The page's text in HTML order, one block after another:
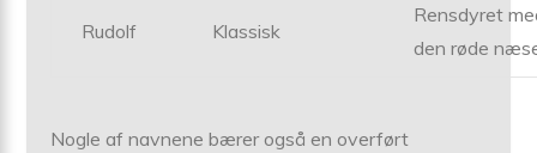
Rudolf Klassisk
Rensdyret
den røde
Nogle af navnene bærer også en overført